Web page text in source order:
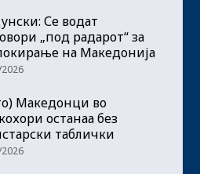
Се водат
„под радарот“ за
на Македонија
Македонци во
останаа без
таблички